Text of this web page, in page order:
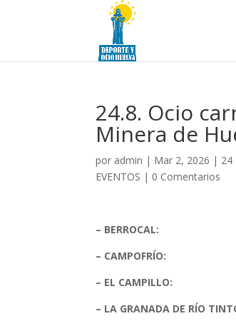
24.8. Ocio
Minera de
por admin | Mar 2, 2026 | 24
EVENTOS | 0 Comentarios
– BERROCAL:
– CAMPOFRÍO:
– EL CAMPILLO:
– LA GRANADA DE RÍO